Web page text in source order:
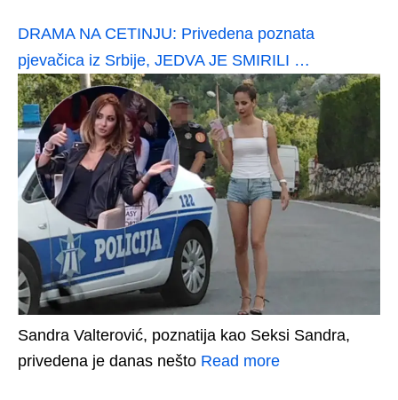
DRAMA NA CETINJU: Privedena poznata
pjevačica iz Srbije, JEDVA JE SMIRILI …
Sandra Valterović, poznatija kao Seksi Sandra,
privedena je danas nešto Read more